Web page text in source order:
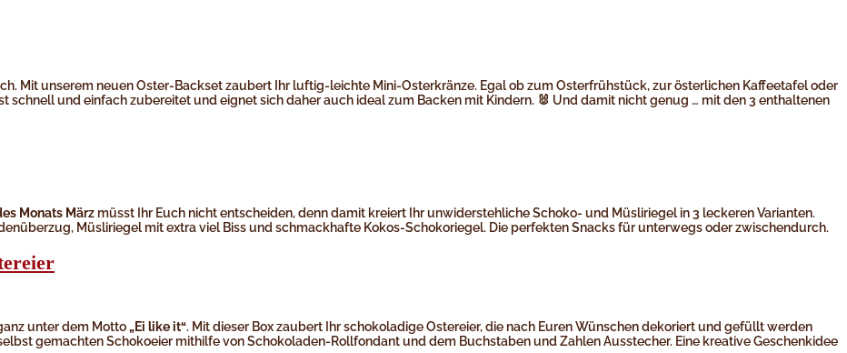
Mit unserem neuen Oster-Backset zaubert Ihr luftig-leichte Mini-Osterkränze. Egal ob zum Osterfrühstück, zur österlichen Kaffeetafel oder
schnell und einfach zubereitet und eignet sich daher auch ideal zum Backen mit Kindern. 🐰 Und damit nicht genug … mit den 3 enthaltenen
Monats März müsst Ihr Euch nicht entscheiden, denn damit kreiert Ihr unwiderstehliche Schoko- und Müsliriegel in 3 leckeren Varianten.
Müsliriegel mit extra viel Biss und schmackhafte Kokos-Schokoriegel. Die perfekten Snacks für unterwegs oder zwischendurch.
unter dem Motto„Ei like it“. Mit dieser Box zaubert Ihr schokoladige Ostereier, die nach Euren Wünschen dekoriert und gefüllt werden
gemachten Schokoeier mithilfe von Schokoladen-Rollfondant und dem Buchstaben und Zahlen Ausstecher. Eine kreative Geschenkidee